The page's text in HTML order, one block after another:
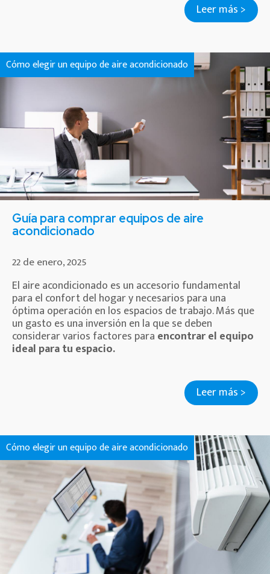
Leer más >
Cómo elegir un equipo de aire acondicionado
Guía para comprar equipos de aire
acondicionado
22 de enero, 2025
El aire acondicionado es un accesorio fundamental
para el confort del hogar y necesarios para una
óptima operación en los espacios de trabajo. Más que
un gasto es una inversión en la que se deben
considerar varios factores para encontrar el equipo
ideal para tu espacio.
Leer más >
Cómo elegir un equipo de aire acondicionado